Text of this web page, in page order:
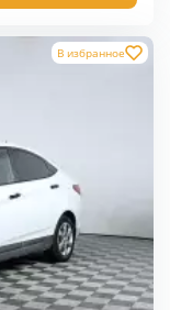
В избранное